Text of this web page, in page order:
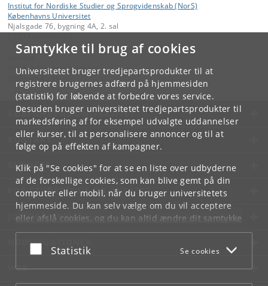
Samtykke til brug af cookies
Universitetet bruger tredjepartsprodukter til at
registrere brugernes adfærd på hjemmesiden
(statistik) for løbende at forbedre vores service.
Desuden bruger universitetet tredjepartsprodukter til
markedsføring af for eksempel udvalgte uddannelser
eller kurser, til at personalisere annoncer og til at
følge op på effekten af kampagner.
Klik på "Se cookies" for at se en liste over udbyderne
af de forskellige cookies, som kan blive gemt på din
computer eller mobil, når du bruger universitetets
hjemmeside. Du kan selv vælge om du vil acceptere
eller afslå cookies, og du kan altid ændre dit samtykke
underCookie- og privatlivspolitiksom du finder i
bunden af hver side.
Acceptér eller afslå
Statistik Se cookies
Institut for Nordiske Studier og Sprogvidenskab (NorS)
Københavns Universitet
Njalsgade 76, bygning 4A, 2. sal
Nordisk Forskningsinstitut
hum
KØBENHAVNS UNIVERSITET
KONTAKT
SERVICES
FOR STUDERENDE OG ANSATTE
JOB OG KARRIERE
NØDSITUATIONER
WEB